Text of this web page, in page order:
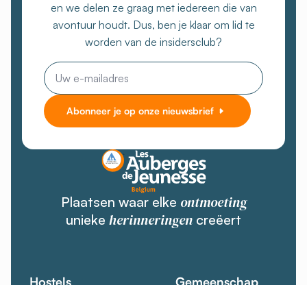
en we delen ze graag met iedereen die van
avontuur houdt. Dus, ben je klaar om lid te
worden van de insidersclub?
E-
mail
Abonneer je op onze nieuwsbrief
Plaatsen waar elke ontmoeting
unieke herinneringen creëert
Hostels Gemeenschap